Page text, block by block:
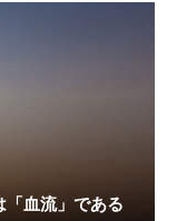
「血流」である